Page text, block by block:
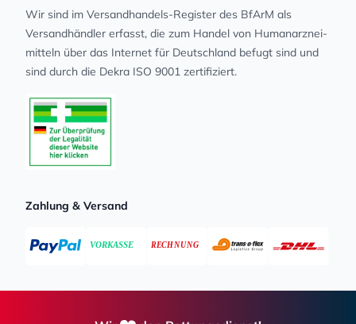
Wir sind im Versandhandels-Register des BfArM als
Versandhändler erfasst, die zum Handel von Human­arz­nei­
mit­teln über das Internet für Deutschland befugt sind und
sind durch die Dekra ISO 9001 zertifiziert.
Zahlung & Versand